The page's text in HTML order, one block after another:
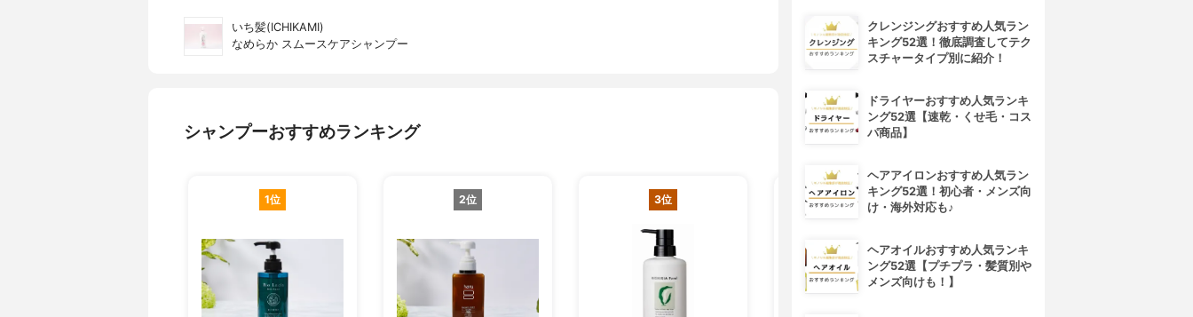
いち髪(ICHIKAMI)
なめらか スムースケアシャンプー
シャンプーおすすめランキング
1位 2位 3位 4位
クレンジングおすすめ人気ラン
キング52選！徹底調査してテク
スチャータイプ別に紹介！
ドライヤーおすすめ人気ランキ
ング52選【速乾・くせ毛・コス
パ商品】
ヘアアイロンおすすめ人気ラン
キング52選！初心者・メンズ向
け・海外対応も♪
ヘアオイルおすすめ人気ランキ
ング52選【プチプラ・髪質別や
メンズ向けも！】